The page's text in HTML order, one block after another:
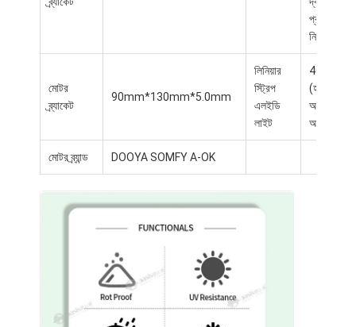
প্রদত্ত
নির্দেশাবলী
মোটর
ব্র্যাকেট
90mm*130mm*5.0mm
লিনিয়ার
স্ট্রিপ
এলইডি
লাইট
4000K
(হলুদ)
অথবা
অন্য
মোটর ব্র্যান্ড DOOYA SOMFY A-OK